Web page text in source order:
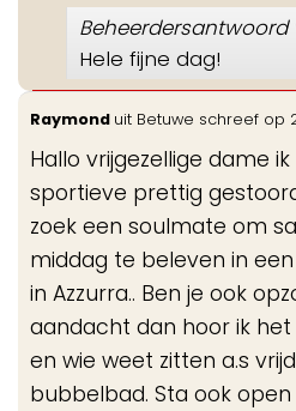
Beheerdersantwoord
Hele fijne dag!
Raymond uit Betuwe schreef op
Hallo vrijgezellige dame
sportieve prettig
zoek een soulmate om
middag te beleven in
in Azzurra.. Ben je ook
aandacht dan hoor ik
en wie weet zitten a.s
bubbelbad. Sta ook